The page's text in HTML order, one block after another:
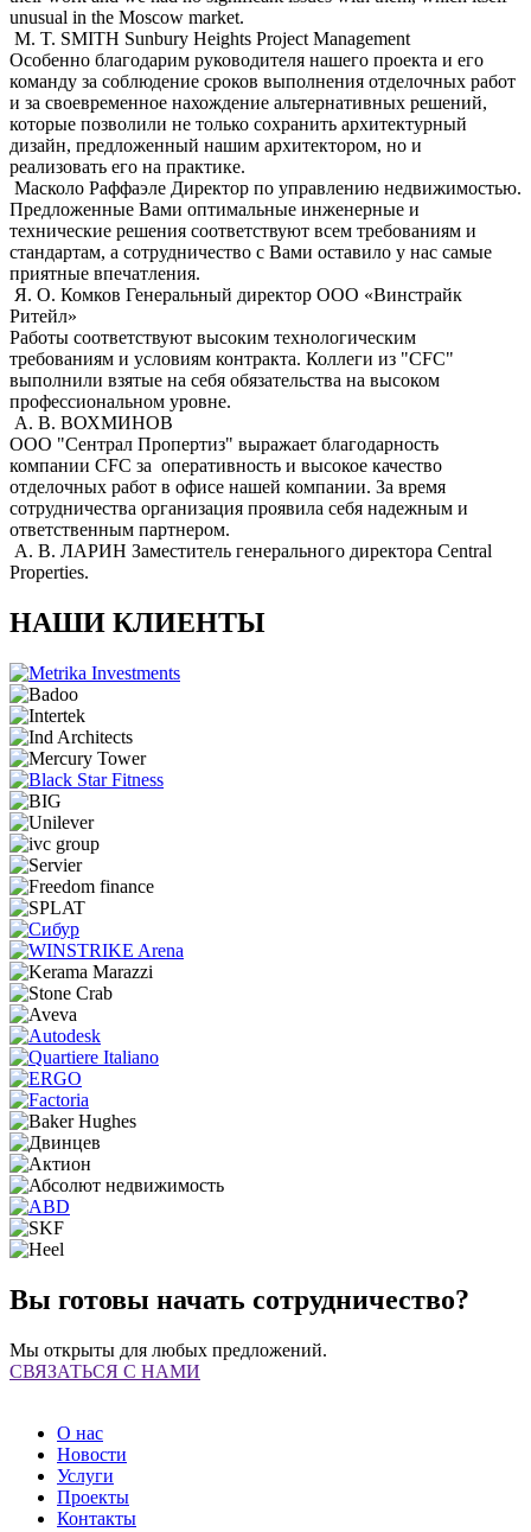
unusual in the Moscow market.
M. T. SMITH Sunbury Heights Project Management
Особенно благодарим руководителя нашего проекта и его
команду за соблюдение сроков выполнения отделочных работ
и за своевременное нахождение альтернативных решений,
которые позволили не только сохранить архитектурный
дизайн, предложенный нашим архитектором, но и
реализовать его на практике.
Масколо Раффаэле Директор по управлению недвижимостью.
Предложенные Вами оптимальные инженерные и
технические решения соответствуют всем требованиям и
стандартам, а сотрудничество с Вами оставило у нас самые
приятные впечатления.
Я. О. Комков Генеральный директор ООО «Винстрайк
Ритейл»
Работы соответствуют высоким технологическим
требованиям и условиям контракта. Коллеги из "CFC"
выполнили взятые на себя обязательства на высоком
профессиональном уровне.
А. В. ВОХМИНОВ
ООО "Сентрал Пропертиз" выражает благодарность
компании CFC за оперативность и высокое качество
отделочных работ в офисе нашей компании. За время
сотрудничества организация проявила себя надежным и
ответственным партнером.
А. В. ЛАРИН Заместитель генерального директора Central
Properties.
НАШИ КЛИЕНТЫ
Вы готовы начать сотрудничество?
Мы открыты для любых предложений.
СВЯЗАТЬСЯ С НАМИ
О нас
Новости
Услуги
Проекты
Контакты